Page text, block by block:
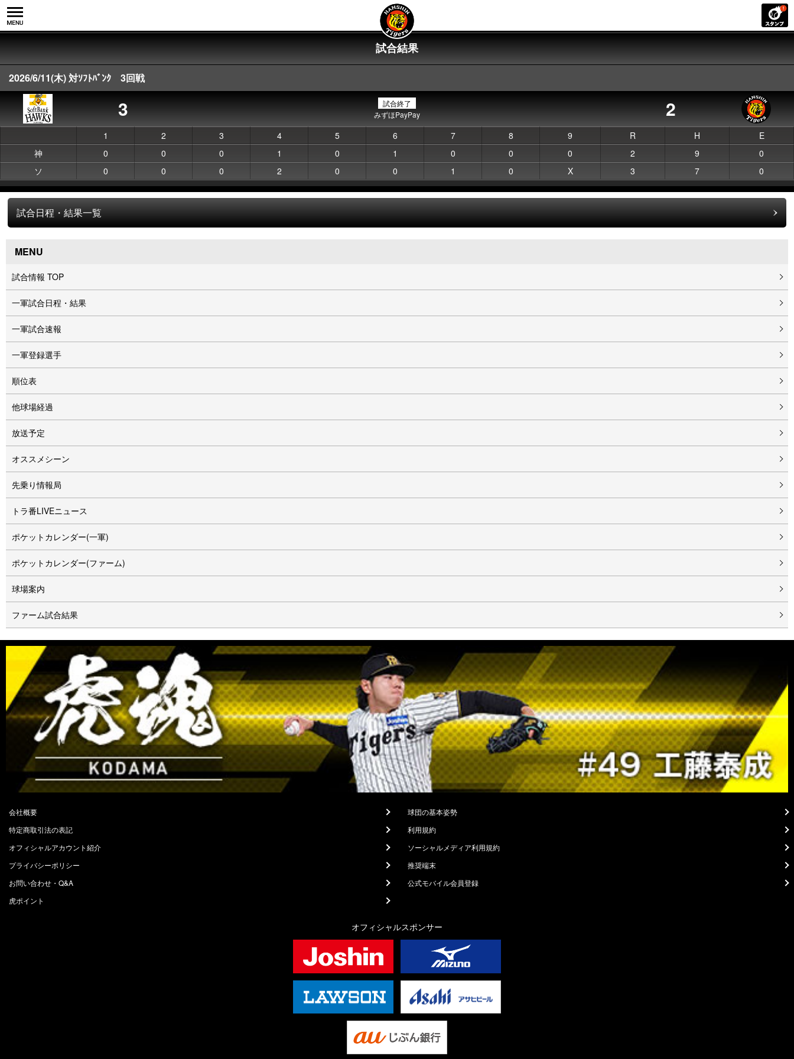
試合結果
2026/6/11(木) 対ｿﾌﾄﾊﾞﾝｸ 3回戦
3
試合終了
みずほPayPay
2
1 2 3 4 5 6 7 8 9 R H
E
神
0 0 0 1 0 1 0 0 0 2 9
0
ソ
0 0 0 2 0 0 1 0 X 3 7 0
試合日程・結果一覧
MENU
試合情報 TOP
一軍試合日程・結果
一軍試合速報
一軍登録選手
順位表
他球場経過
放送予定
オススメシーン
先乗り情報局
トラ番LIVEニュース
ポケットカレンダー(一軍)
ポケットカレンダー(ファーム)
球場案内
ファーム試合結果
会社概要
球団の基本姿勢
特定商取引法の表記
利用規約
オフィシャルアカウント紹介
ソーシャルメディア利用規約
プライバシーポリシー
推奨端末
お問い合わせ・Q&A
公式モバイル会員登録
虎ポイント
オフィシャルスポンサー